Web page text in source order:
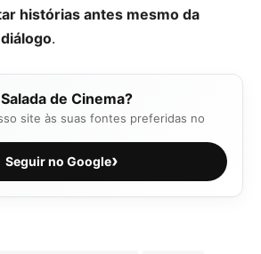
histórias antes mesmo da
.
de Cinema?
site às suas fontes preferidas no
Seguir no Google›